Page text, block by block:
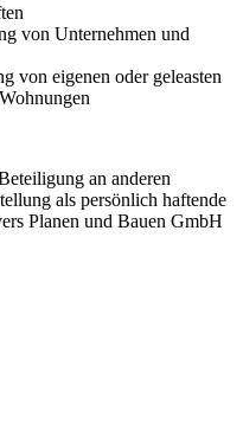
von Unternehmen und
von eigenen oder geleasten
an anderen
als persönlich haftende
Planen und Bauen GmbH